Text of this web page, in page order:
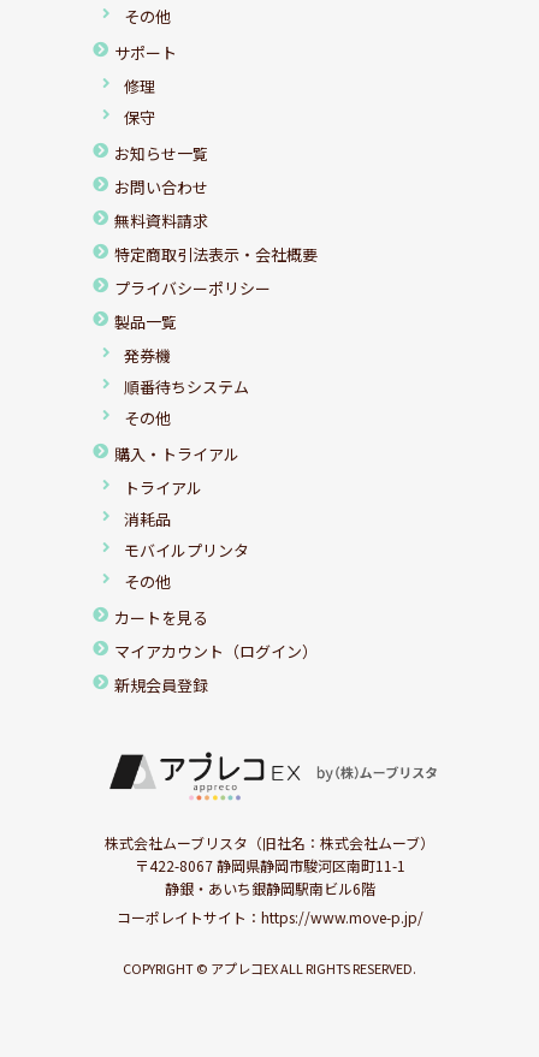
その他
サポート
修理
保守
お知らせ一覧
お問い合わせ
無料資料請求
特定商取引法表示・会社概要
プライバシーポリシー
製品一覧
発券機
順番待ちシステム
その他
購入・トライアル
トライアル
消耗品
モバイルプリンタ
その他
カートを見る
マイアカウント（ログイン）
新規会員登録
株式会社ムーブリスタ（旧社名：株式会社ムーブ）
〒422-8067 静岡県静岡市駿河区南町11-1
静銀・あいち銀静岡駅南ビル6階
コーポレイトサイト： https://www.move-p.jp/
COPYRIGHT © アプレコEX ALL RIGHTS RESERVED.